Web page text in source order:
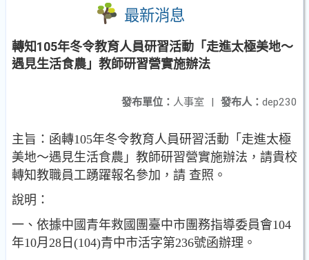
最新消息
轉知105年冬令教育人員研習活動「走進太極美地～
遇見生活食農」教師研習營實施辦法
發布人： dep230
發布單位： 人事室 |
主旨：函轉105年冬令教育人員研習活動「走進太極
美地～遇見生活食農」教師研習營實施辦法，請貴校
轉知教職員工踴躍報名參加，請 查照。
說明：
一、依據中國青年救國團臺中市團務指導委員會104
年10月28日(104)青中市活字第236號函辦理。